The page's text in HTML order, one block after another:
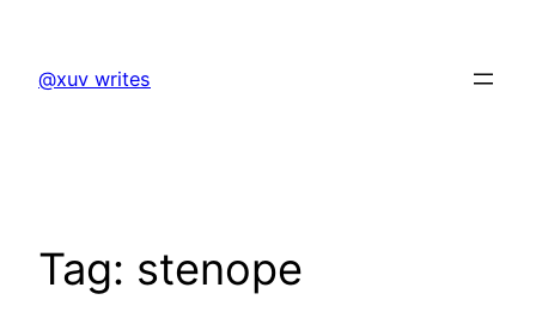
content
@xuv writes
Tag: stenope